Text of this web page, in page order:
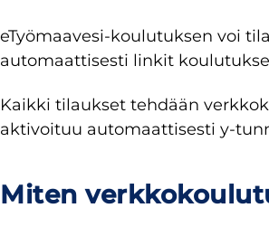
eTyömaavesi-koulutuksen voi
automaattisesti linkit
Kaikki tilaukset tehdään
aktivoituu automaattisesti y-
Miten